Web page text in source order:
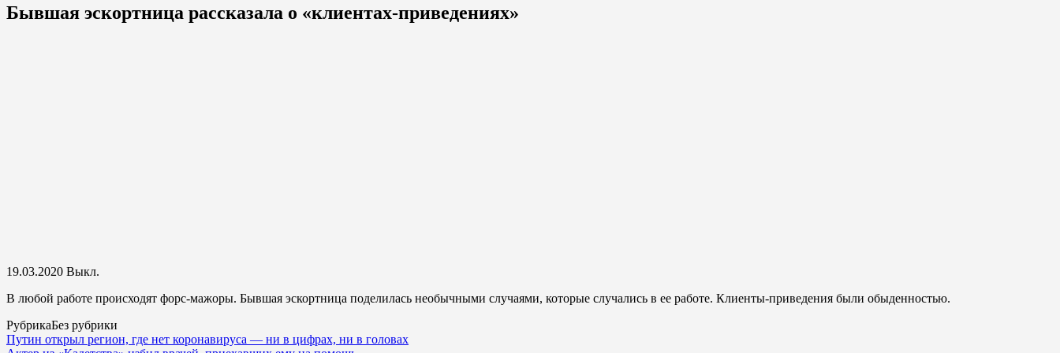
Бывшая эскортница рассказала о «клиентах-приведениях»
19.03.2020 Выкл.
В любой работе происходят форс-мажоры. Бывшая эскортница поделилась необычными случаями, которые случались в ее работе. Клиенты-приведения были обыденностью.
РубрикаБез рубрики
Путин открыл регион, где нет коронавируса — ни в цифрах, ни в головах